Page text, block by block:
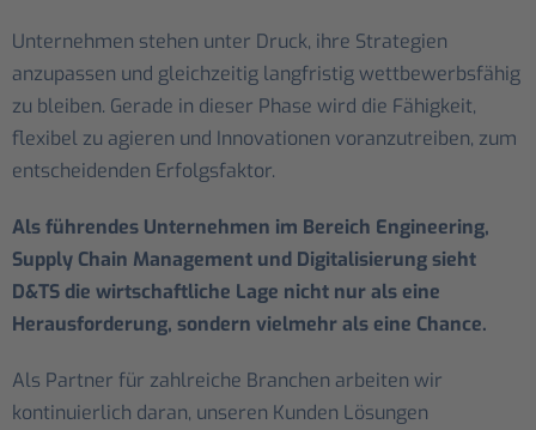
Unternehmen stehen unter Druck, ihre Strategien
anzupassen und gleichzeitig langfristig wettbewerbsfähig
zu bleiben. Gerade in dieser Phase wird die Fähigkeit,
flexibel zu agieren und Innovationen voranzutreiben, zum
entscheidenden Erfolgsfaktor.
Als führendes Unternehmen im Bereich Engineering,
Supply Chain Management und Digitalisierung sieht
D&TS die wirtschaftliche Lage nicht nur als eine
Herausforderung, sondern vielmehr als eine Chance.
Als Partner für zahlreiche Branchen arbeiten wir
kontinuierlich daran, unseren Kunden Lösungen